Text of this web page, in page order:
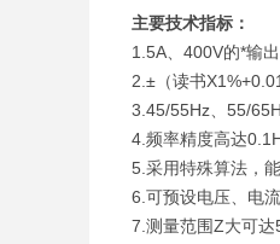
主要技术指标：
1.5A、400V的*输出
2.±（读书
3.45/55Hz、55/
4.频率精度高达
5.采用特殊算法，
6.可预设电压、电
7.测量范围Z大可